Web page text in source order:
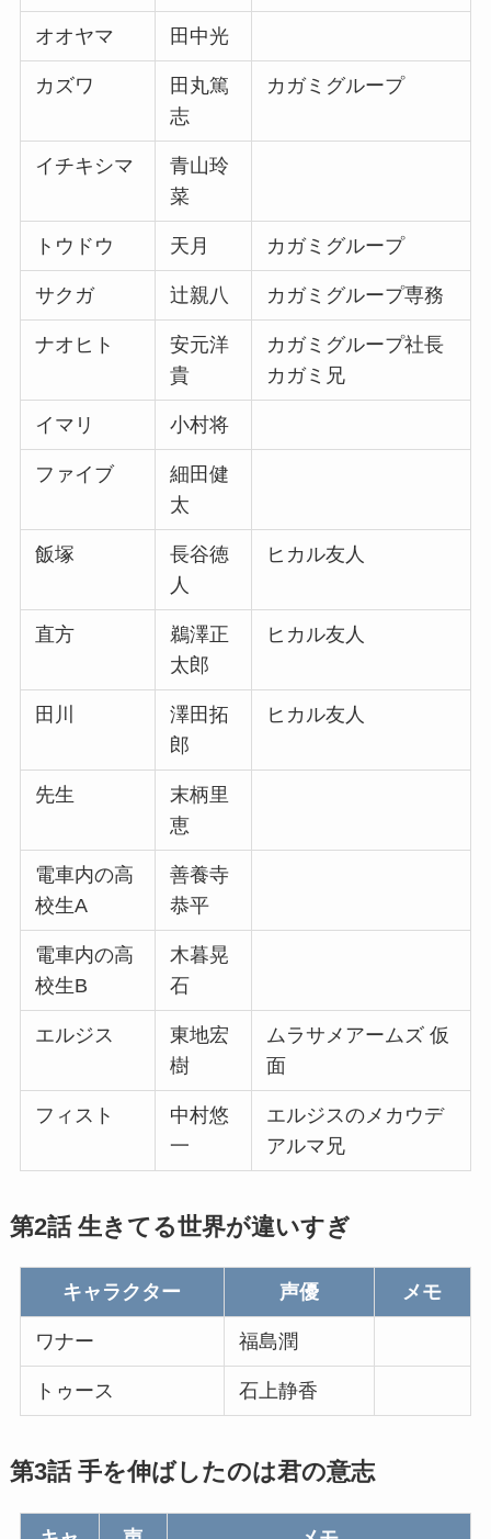
オオヤマ 田中光
カズワ
田丸篤
志
カガミグループ
イチキシマ
青山玲
菜
トウドウ 天月 カガミグループ
サクガ 辻親八 カガミグループ専務
ナオヒト
安元洋
貴
カガミグループ社長
カガミ兄
イマリ 小村将
ファイブ
細田健
太
飯塚
長谷徳
人
ヒカル友人
直方
鵜澤正
太郎
ヒカル友人
田川
澤田拓
郎
ヒカル友人
先生
末柄里
恵
電車内の高
校生A
善養寺
恭平
電車内の高
校生B
木暮晃
石
エルジス
東地宏
樹
ムラサメアームズ 仮
面
フィスト
中村悠
一
エルジスのメカウデ
アルマ兄
第2話 生きてる世界が違いすぎ
キャラクター 声優 メモ
ワナー 福島潤
トゥース 石上静香
第3話 手を伸ばしたのは君の意志